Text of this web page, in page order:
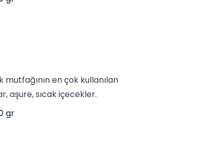
mutfağının en çok kullanılan
aşure, sıcak içecekler.
gr